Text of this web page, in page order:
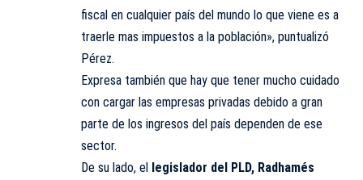
fiscal en cualquier país del mundo lo que viene es a
traerle mas impuestos a la población», puntualizó
Pérez.
Expresa también que hay que tener mucho cuidado
con cargar las empresas privadas debido a gran
parte de los ingresos del país dependen de ese
sector.
De su lado, el legislador del PLD, Radhamés